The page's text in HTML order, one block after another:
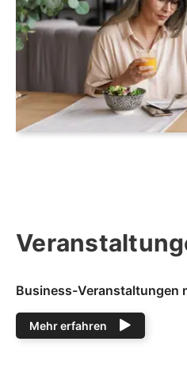
Business-Veranstaltungen
Mehr erfahren